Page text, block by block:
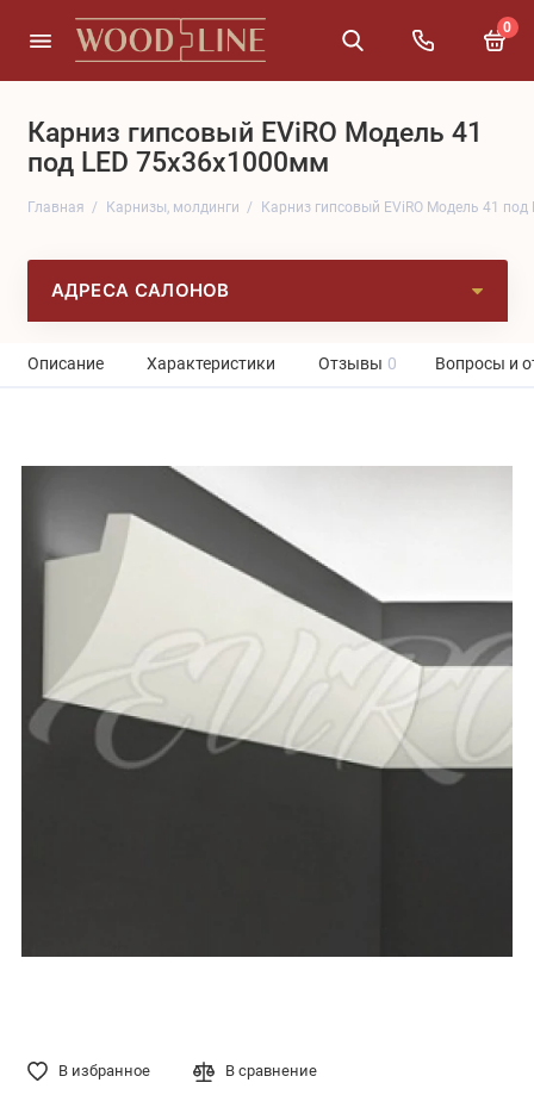
0
Карниз гипсовый EViRO Модель 41
под LED 75x36x1000мм
Главная Карнизы, молдинги Карниз гипсовый EViRO Модель 41
АДРЕСА САЛОНОВ
Описание Характеристики Отзывы 0 Вопросы и
В избранное В сравнение